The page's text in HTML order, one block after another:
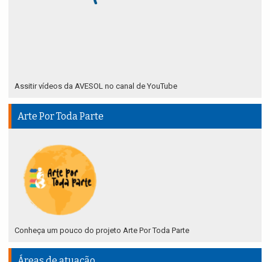
Assitir vídeos da AVESOL no canal de YouTube
Arte Por Toda Parte
Conheça um pouco do projeto Arte Por Toda Parte